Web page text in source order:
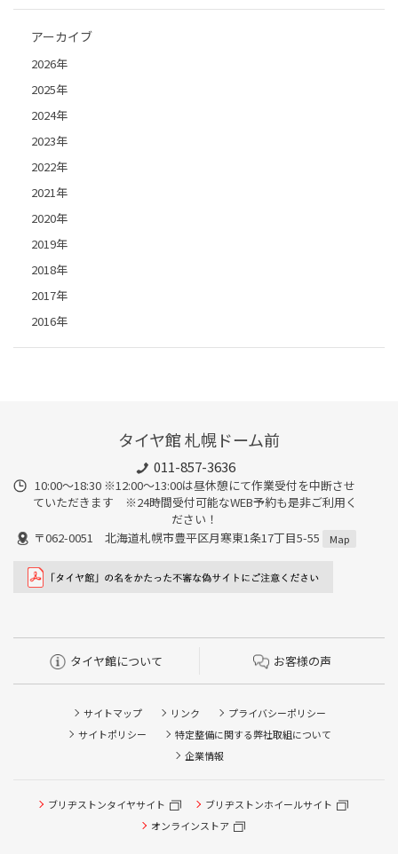
アーカイブ
2026年
2025年
2024年
2023年
2022年
2021年
2020年
2019年
2018年
2017年
2016年
タイヤ館 札幌ドーム前
011-857-3636
10:00～18:30 ※12:00～13:00は昼休憩にて作業受付を中断させ
ていただきます ※24時間受付可能なWEB予約も是非ご利用く
ださい！
〒062-0051 北海道札幌市豊平区月寒東1条17丁目5-55
Map
タイヤ館について お客様の声
サイトマップ リンク
プライバシーポリシー
サイトポリシー
特定整備に関する弊社取組について
企業情報
ブリヂストンタイヤサイト
ブリヂストンホイールサイト
オンラインストア
タイヤ点検・安全点検/タイヤ履き替え/オイル交換/その他
ピット作業の予約